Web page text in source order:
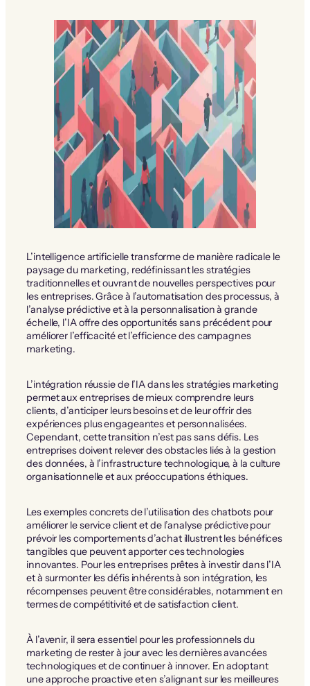
L’intelligence artificielle transforme de manière radicale le
paysage du marketing, redéfinissant les stratégies
traditionnelles et ouvrant de nouvelles perspectives pour
les entreprises. Grâce à l’automatisation des processus, à
l’analyse prédictive et à la personnalisation à grande
échelle, l’IA offre des opportunités sans précédent pour
améliorer l’efficacité et l’efficience des campagnes
marketing.
L’intégration réussie de l’IA dans les stratégies marketing
permet aux entreprises de mieux comprendre leurs
clients, d’anticiper leurs besoins et de leur offrir des
expériences plus engageantes et personnalisées.
Cependant, cette transition n’est pas sans défis. Les
entreprises doivent relever des obstacles liés à la gestion
des données, à l’infrastructure technologique, à la culture
organisationnelle et aux préoccupations éthiques.
Les exemples concrets de l’utilisation des chatbots pour
améliorer le service client et de l’analyse prédictive pour
prévoir les comportements d’achat illustrent les bénéfices
tangibles que peuvent apporter ces technologies
innovantes. Pour les entreprises prêtes à investir dans l’IA
et à surmonter les défis inhérents à son intégration, les
récompenses peuvent être considérables, notamment en
termes de compétitivité et de satisfaction client.
À l’avenir, il sera essentiel pour les professionnels du
marketing de rester à jour avec les dernières avancées
technologiques et de continuer à innover. En adoptant
une approche proactive et en s’alignant sur les meilleures